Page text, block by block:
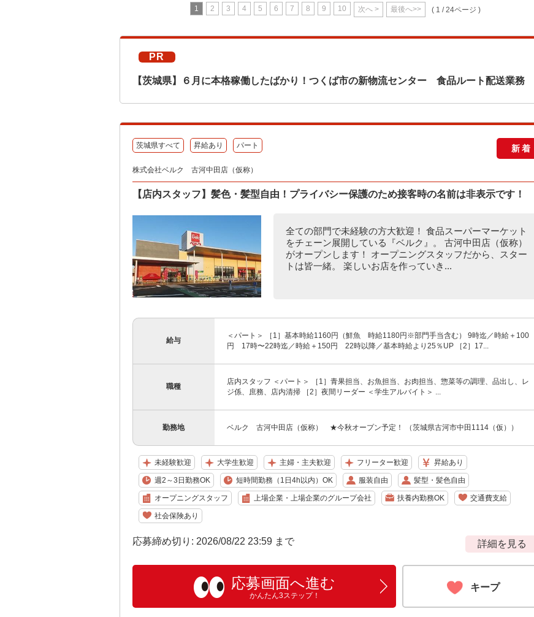
1 2 3 4 5 6 7 8 9 10 次へ > 最後へ>> ( 1 / 24ページ )
PR
【茨城県】６月に本格稼働したばかり！つくば市の新物流センター 食品ルート配送業務
茨城県すべて 昇給あり パート 新着
株式会社ベルク 古河中田店（仮称）
【店内スタッフ】髪色・髪型自由！プライバシー保護のため接客時の名前は非表示です！
全ての部門で未経験の方大歓迎！ 食品スーパーマーケット
をチェーン展開している『ベルク』。 古河中田店（仮称）
がオープンします！ オープニングスタッフだから、スター
トは皆一緒。 楽しいお店を作っていき...
給与
＜パート＞ ［1］基本時給1160円（鮮魚 時給1180円※部門手当含む） 9時迄／時給＋100
円 17時〜22時迄／時給＋150円 22時以降／基本時給より25％UP ［2］17...
職種
店内スタッフ ＜パート＞ ［1］青果担当、お魚担当、お肉担当、惣菜等の調理、品出し、レ
ジ係、庶務、店内清掃 ［2］夜間リーダー ＜学生アルバイト＞ ...
勤務地 ベルク 古河中田店（仮称） ★今秋オープン予定！ （茨城県古河市中田1114（仮））
未経験歓迎 大学生歓迎 主婦・主夫歓迎 フリーター歓迎 昇給あり
週2～3日勤務OK 短時間勤務（1日4h以内）OK 服装自由 髪型・髪色自由
オープニングスタッフ 上場企業・上場企業のグループ会社 扶養内勤務OK 交通費支給
社会保険あり
応募締め切り: 2026/08/22 23:59 まで 詳細を見る
応募画面へ進む
かんたん3ステップ！
キープ